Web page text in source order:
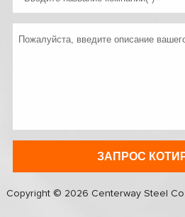
Copyright © 2026 Centerway Steel